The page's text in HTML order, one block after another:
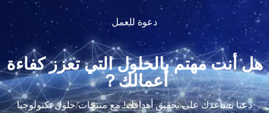
دعوة للعمل
هل أنت مهتم بالحلول التي تعزز كفاءة
أعمالك？
دعنا نساعدك على تحقيق أهدافك! مع منتجات/حلول تكنولوجيا